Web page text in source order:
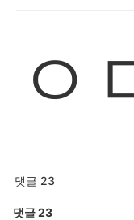
ㅇ
댓글 23
댓글23